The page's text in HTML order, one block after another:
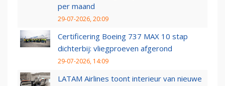
per maand
29-07-2026, 20:09
Certificering Boeing 737 MAX 10 stap
dichterbij: vliegproeven afgerond
29-07-2026, 14:09
LATAM Airlines toont interieur van nieuwe